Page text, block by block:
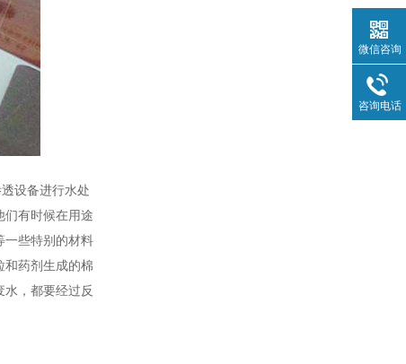
设备进行水处
们有时候在用途
一些特别的材料
和药剂生成的棉
，都要经过反
微信咨询
咨询电话